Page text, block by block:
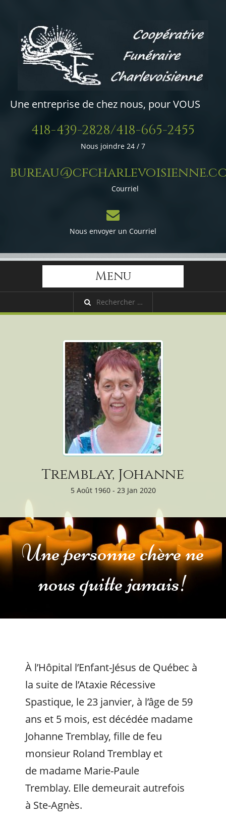
Une entreprise de chez nous, pour VOUS
418-439-2828/418-665-2455
Nous joindre 24 / 7
Courriel
Nous envoyer un Courriel
Menu
Tremblay, Johanne
5 Août 1960 - 23 Jan 2020
Une personne chère ne
nous quitte jamais!
À l’Hôpital l’Enfant-Jésus de Québec à
la suite de l’Ataxie Récessive
Spastique, le 23 janvier, à l’âge de 59
ans et 5 mois, est décédée madame
Johanne Tremblay, fille de feu
monsieur Roland Tremblay et
de madame Marie-Paule
Tremblay. Elle demeurait autrefois
à Ste-Agnès.